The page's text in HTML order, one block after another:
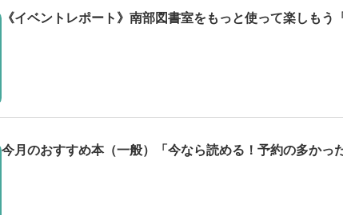
《イベントレポート》南部図書室をもっと使って楽しもう
今月のおすすめ本（一般）「今なら読める！予約の多かっ